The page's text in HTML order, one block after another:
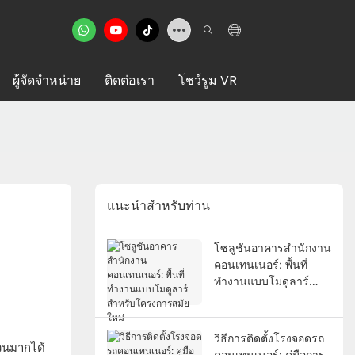
ผู้จัดจำหน่าย ติดต่อเรา โชว์รูม VR
มากได้
แนะนำสำหรับท่าน
โซลูชันอาคารสำนักงาน
คอนเทนเนอร์: พื้นที่
ทำงานแบบโมดูลาร์
ใหม่
วิธีการติดตั้งโรงจอดรถ